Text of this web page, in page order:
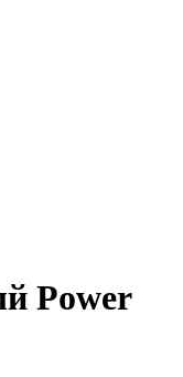
Power